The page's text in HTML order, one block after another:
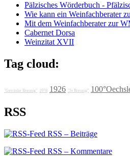
Pälzisches Wörderbuch -
Wie kann ein Weinfachberater
Mit dem Weinfachberater zur
Cabernet Dorsa
Weinzitat XVII
Tag cloud:
"Getränke Breunig" 1978 1926 "Jo Breunig"
RSS
RSS – Beiträge
RSS – Kommentare